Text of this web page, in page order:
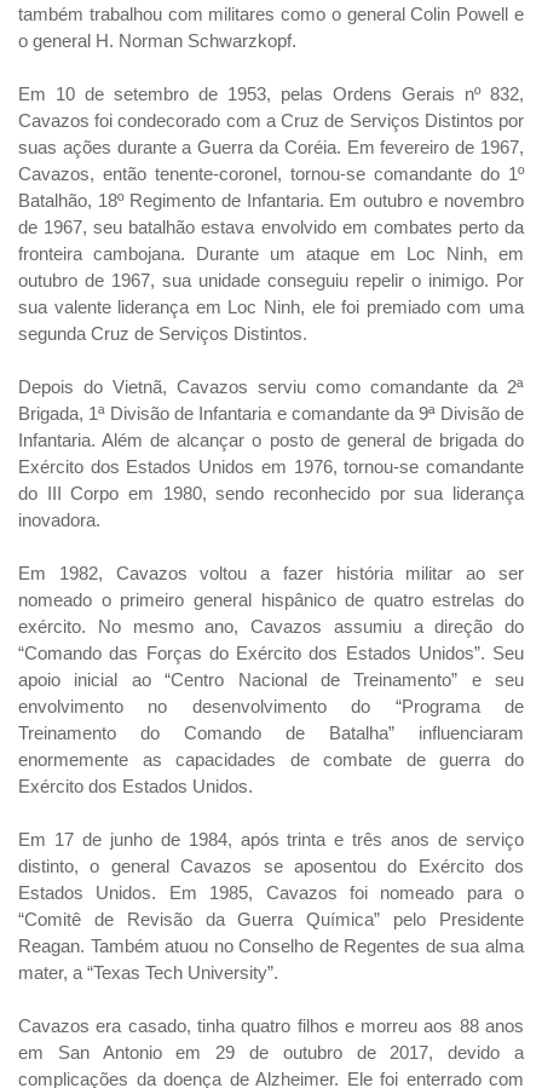
também trabalhou com militares como o general Colin Powell e
o general H. Norman Schwarzkopf.
Em 10 de setembro de 1953, pelas Ordens Gerais nº 832,
Cavazos foi condecorado com a Cruz de Serviços Distintos por
suas ações durante a Guerra da Coréia. Em fevereiro de 1967,
Cavazos, então tenente-coronel, tornou-se comandante do 1º
Batalhão, 18º Regimento de Infantaria. Em outubro e novembro
de 1967, seu batalhão estava envolvido em combates perto da
fronteira cambojana. Durante um ataque em Loc Ninh, em
outubro de 1967, sua unidade conseguiu repelir o inimigo. Por
sua valente liderança em Loc Ninh, ele foi premiado com uma
segunda Cruz de Serviços Distintos.
Depois do Vietnã, Cavazos serviu como comandante da 2ª
Brigada, 1ª Divisão de Infantaria e comandante da 9ª Divisão de
Infantaria. Além de alcançar o posto de general de brigada do
Exército dos Estados Unidos em 1976, tornou-se comandante
do III Corpo em 1980, sendo reconhecido por sua liderança
inovadora.
Em 1982, Cavazos voltou a fazer história militar ao ser
nomeado o primeiro general hispânico de quatro estrelas do
exército. No mesmo ano, Cavazos assumiu a direção do
“Comando das Forças do Exército dos Estados Unidos”. Seu
apoio inicial ao “Centro Nacional de Treinamento” e seu
envolvimento no desenvolvimento do “Programa de
Treinamento do Comando de Batalha” influenciaram
enormemente as capacidades de combate de guerra do
Exército dos Estados Unidos.
Em 17 de junho de 1984, após trinta e três anos de serviço
distinto, o general Cavazos se aposentou do Exército dos
Estados Unidos. Em 1985, Cavazos foi nomeado para o
“Comitê de Revisão da Guerra Química” pelo Presidente
Reagan. Também atuou no Conselho de Regentes de sua alma
mater, a “Texas Tech University”.
Cavazos era casado, tinha quatro filhos e morreu aos 88 anos
em San Antonio em 29 de outubro de 2017, devido a
complicações da doença de Alzheimer. Ele foi enterrado com